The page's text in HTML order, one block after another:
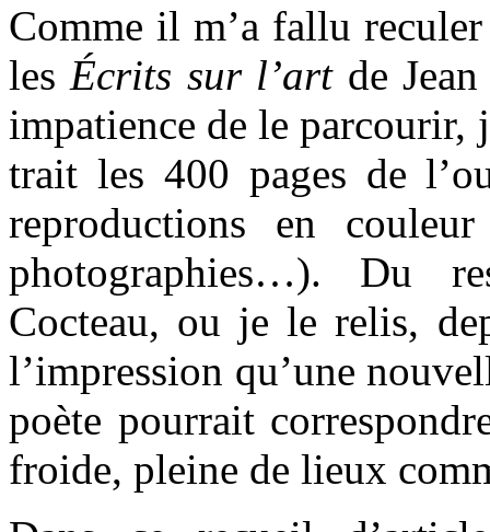
Comme il m’a fallu
lesÉcrits sur l’artde Jean
impatience de le parcourir,
trait les 400 pages de
reproductions en
photographies…). Du
Cocteau, ou je le relis,
l’impression qu’une
poète pourrait
froide, pleine de lieux